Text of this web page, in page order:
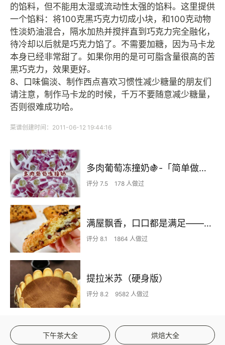
的馅料，但不能用太湿或流动性太强的馅料。这里提供
一个馅料：将100克黑巧克力切成小块，和100克动物
性淡奶油混合，隔水加热并搅拌直到巧克力完全融化，
待冷却以后就是巧克力馅了。不需要加糖，因为马卡龙
本身已经非常甜了。如果你用的是可可脂含量很高的苦
黑巧克力，效果更好。
8、口味偏淡、制作西点喜欢习惯性减少糖量的朋友们
请注意，制作马卡龙的时候，千万不要随意减少糖量，
否则很难成功哈。
菜谱创建时间：2011-06-12 19:44:16
多肉葡萄冻撞奶🍇-「简单做法」0失败
评分 7.5 178 人做过
满屋飘香，口口都是满足——酥松香甜的蔓越莓蜜豆司康
评分 8.1 1864 人做过
提拉米苏（硬身版）
评分 8.2 9582 人做过
下午茶大全 烘焙大全